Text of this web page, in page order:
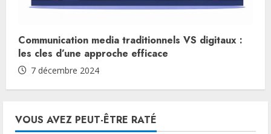
Communication media traditionnels VS digitaux :
les cles d’une approche efficace
7 décembre 2024
VOUS AVEZ PEUT-ÊTRE RATÉ